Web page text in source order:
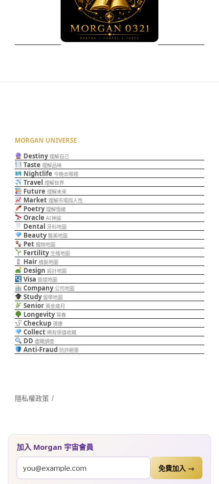
MORGAN UNIVERSE
Destiny 理解自己
Taste 理解品味
Nightlife 今晚去哪裡
Travel 理解世界
Future 理解未來
Market 理解市場與人性
Poetry 理解情緒
Oracle AI神諭
Dental 牙科地圖
Beauty 醫美地圖
Pet 寵物地圖
Fertility 生殖地圖
Hair 植髮地圖
Design 設計地圖
Visa 簽證地圖
Company 公司地圖
Study 留學地圖
Senior 黃金歲月
Longevity 常春
Checkup 璞康
Collect 稀有保值收藏
DD 盡職調查
Anti-Fraud 防詐避雷
隱私權政策
加入 Morgan 宇宙會員
免費加入 →